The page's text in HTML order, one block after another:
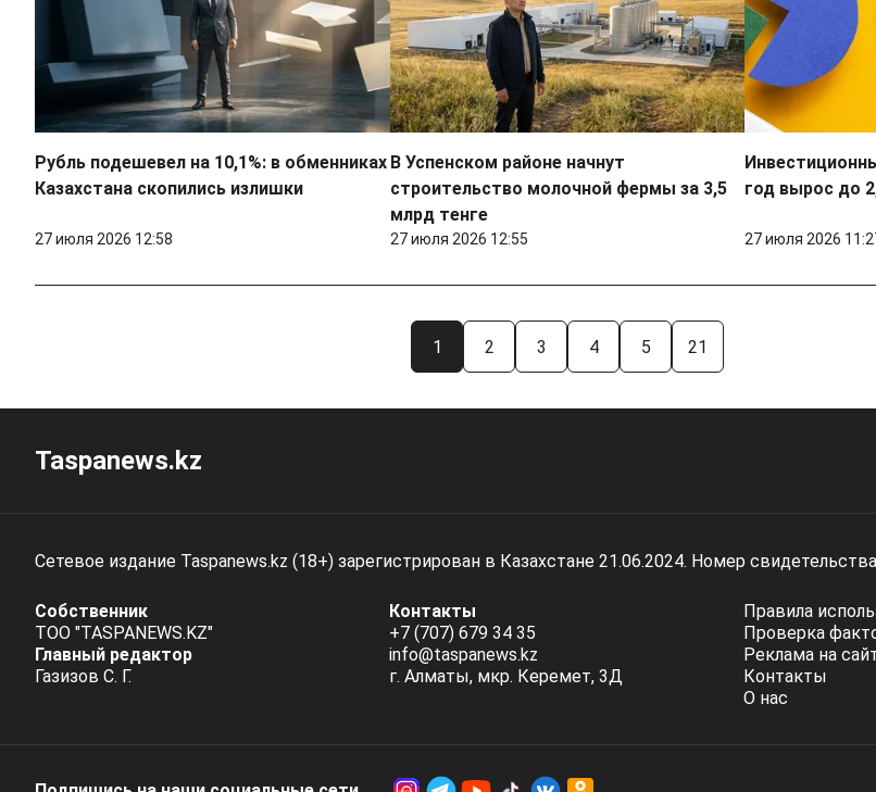
Рубль подешевел на 10,1%: в обменниках
Казахстана скопились излишки
27 июля 2026 12:58
В Успенском районе начнут
строительство молочной фермы за 3,5
млрд тенге
27 июля 2026 12:55
год вырос до
27 июля 2026
1 2 3 4 5 21
Taspanews.kz
Сетевое издание Taspanews.kz (18+) зарегистрирован в Казахстане 21.06.2024. Номер
Собственник
ТОО "TASPANEWS.KZ"
Главный редактор
Газизов С. Г.
Контакты
+7 (707) 679 34 35
info@taspanews.kz
г. Алматы, мкр. Керемет, 3Д
Правила
Проверка
Реклама на
Контакты
О нас